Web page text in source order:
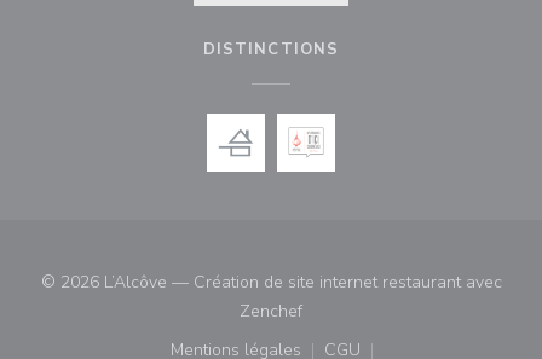
DISTINCTIONS
© 2026 L’Alcôve — Création de site internet restaurant avec
Zenchef((ouvre une nouvelle fenêtre))
Mentions légales
CGU